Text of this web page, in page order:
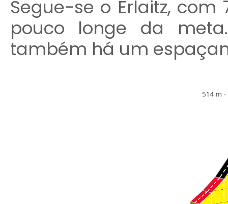
Segue-se o Erlaitz, com
pouco longe da
também há um